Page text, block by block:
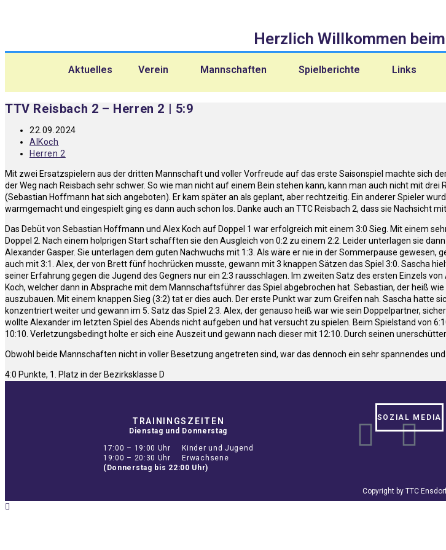
Herzlich Willkommen
Aktuelles Verein Mannschaften Spielberichte Links
TTV Reisbach 2 – Herren 2 | 5:9
22.09.2024
AlKoch
Herren 2
Mit zwei Ersatzspielern aus der dritten Mannschaft und voller Vorfreude auf das erste Saisonspiel machte sich
der Weg nach Reisbach sehr schwer. So wie man nicht auf einem Bein stehen kann, kann man auch nicht mit
(Sebastian Hoffmann hat sich angeboten). Er kam später an als geplant, aber rechtzeitig. Ein anderer Spieler
warmgemacht und eingespielt ging es dann auch schon los. Danke auch an TTC Reisbach 2, dass sie Nachsicht
Das Debüt von Sebastian Hoffmann und Alex Koch auf Doppel 1 war erfolgreich mit einem 3:0 Sieg. Mit einem
Doppel 2. Nach einem holprigen Start schafften sie den Ausgleich von 0:2 zu einem 2:2. Leider unterlagen sie
Alexander Gasper. Sie unterlagen dem guten Nachwuchs mit 1:3. Als wäre er nie in der Sommerpause
auch mit 3:1. Alex, der von Brett fünf hochrücken musste, gewann mit 3 knappen Sätzen das Spiel 3:0. Sascha
seiner Erfahrung gegen die Jugend des Gegners nur ein 2:3 rausschlagen. Im zweiten Satz des ersten Einzels
Koch, welcher dann in Absprache mit dem Mannschaftsführer das Spiel abgebrochen hat. Sebastian, der heiß
auszubauen. Mit einem knappen Sieg (3:2) tat er dies auch. Der erste Punkt war zum Greifen nah. Sascha hatte
konzentriert weiter und gewann im 5. Satz das Spiel 2:3. Alex, der genauso heiß war wie sein Doppelpartner,
wollte Alexander im letzten Spiel des Abends nicht aufgeben und hat versucht zu spielen. Beim Spielstand von
10:10. Verletzungsbedingt holte er sich eine Auszeit und gewann nach dieser mit 12:10. Durch seinen
Obwohl beide Mannschaften nicht in voller Besetzung angetreten sind, war das dennoch ein sehr spannendes und
4:0 Punkte, 1. Platz in der Bezirksklasse D
TRAININGSZEITEN
Dienstag und Donnerstag
17:00 – 19:00 Uhr Kinder und Jugend
19:00 – 20:30 Uhr Erwachsene
(Donnerstag bis 22:00 Uhr)
SOZIAL MEDIA
Copyright by TTC